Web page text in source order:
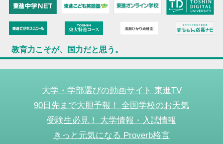
教育力こそが、国力だと思う。
大学・学部選びの動画サイト 東進TV
90日先まで大胆予報！ 全国学校のお天気
受験生必見！ 大学情報・入試情報
きっと元気になる Proverb格言